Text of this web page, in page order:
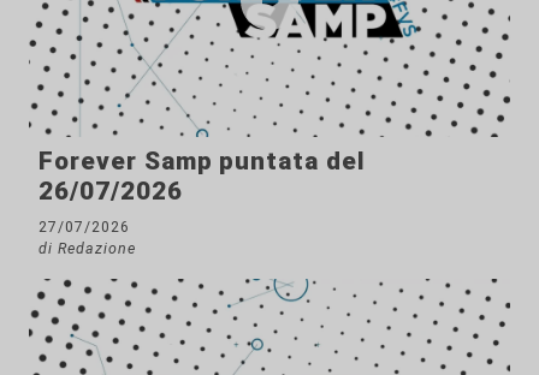
Forever Samp puntata del
26/07/2026
27/07/2026
di Redazione